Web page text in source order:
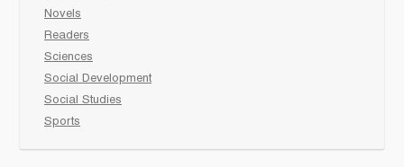
Novels
Readers
Sciences
Social Development
Social Studies
Sports